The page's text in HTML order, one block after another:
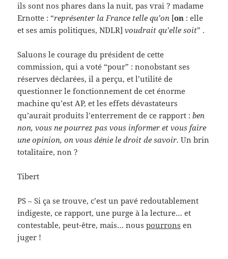
ils sont nos phares dans la nuit, pas vrai ? madame
Ernotte : “représenter la France telle qu’on [on : elle
et ses amis politiques, NDLR] voudrait qu’elle soit” .
Saluons le courage du président de cette
commission, qui a voté “pour” : nonobstant ses
réserves déclarées, il a perçu, et l’utilité de
questionner le fonctionnement de cet énorme
machine qu’est AP, et les effets dévastateurs
qu’aurait produits l’enterrement de ce rapport :ben
non, vous ne pourrez pas vous informer et vous faire
une opinion, on vous dénie le droit de savoir. Un brin
totalitaire, non ?
Tibert
PS – Si ça se trouve, c’est un pavé redoutablement
indigeste, ce rapport, une purge à la lecture… et
contestable, peut-être, mais… nouspourrons en
juger !